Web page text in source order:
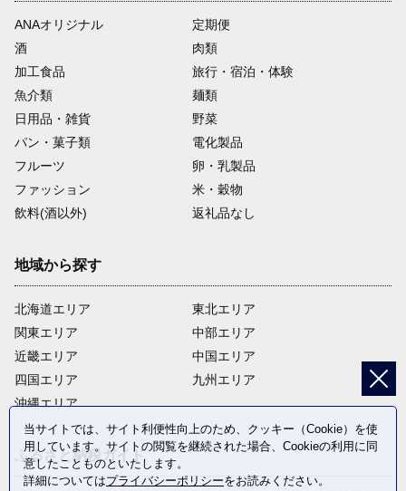
ANAオリジナル
定期便
酒
肉類
加工食品
旅行・宿泊・体験
魚介類
麺類
日用品・雑貨
野菜
パン・菓子類
電化製品
フルーツ
卵・乳製品
ファッション
米・穀物
飲料(酒以外)
返礼品なし
地域から探す
北海道エリア
関東エリア
近畿エリア
四国エリア
沖縄エリア
東北エリア
中部エリア
中国エリア
九州エリア
ふるさと納税ガイド
当サイトでは、サイト利便性向上のため、クッキー（Cookie）を使
用しています。サイトの閲覧を継続された場合、Cookieの利用に同
意したことものといたします。
詳細についてはプライバシーポリシーをお読みください。